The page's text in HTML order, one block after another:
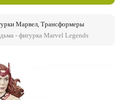
Марвел, Трансформеры
- фигурка Marvel Legends